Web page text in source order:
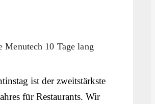
Menutech 10 Tage lang
ist der zweitstärkste
für Restaurants. Wir